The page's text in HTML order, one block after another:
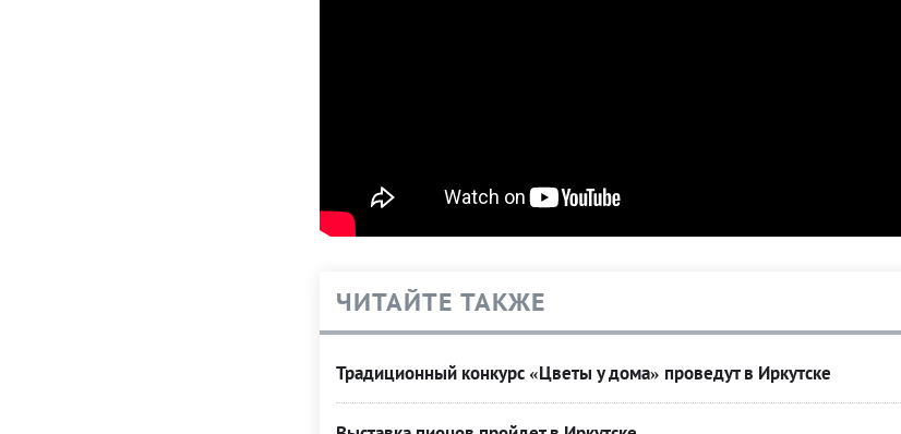
ЧИТАЙТЕ ТАКЖЕ
Традиционный конкурс «Цветы у дома» проведут в Иркутске